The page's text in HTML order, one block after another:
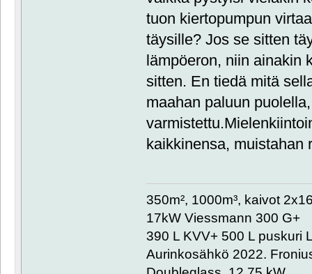
tuon kiertopumpun
täysille? Jos se sitten
lämpöeron, niin ainakin
sitten. En tiedä mitä
maahan paluun
kaikkinensa, muistahan
350m², 1000m³, kaivot
17kW Viessmann 300 G+
390 L KVV+ 500 L puskuri
Aurinkosähkö 2022.